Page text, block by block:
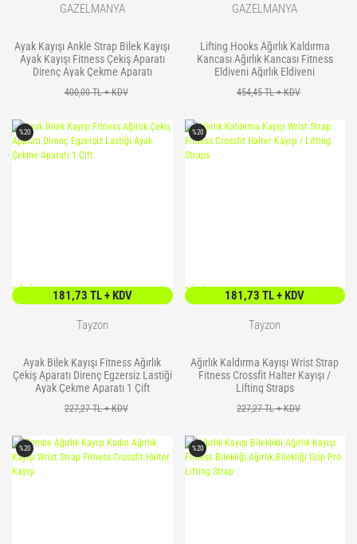
GAZELMANYA
Ayak Kayışı Ankle Strap Bilek Kayışı
Ayak Kayışı Fitness Çekiş Aparatı
Direnç Ayak Çekme Aparatı
400,00 TL + KDV
GAZELMANYA
Lifting Hooks Ağırlık Kaldırma
Kancası Ağırlık Kancası Fitness
Eldiveni Ağırlık Eldiveni
454,45 TL + KDV
%20
</> />
181,73 TL + KDV
Tayzon
Ayak Bilek Kayışı Fitness Ağırlık
Çekiş Aparatı Direnç Egzersiz Lastiği
Ayak Çekme Aparatı 1 Çift
227,27 TL + KDV
%20
</> />
181,73 TL + KDV
Tayzon
Ağırlık Kaldırma Kayışı Wrist Strap
Fitness Crossfit Halter Kayışı /
Lifting Straps
227,27 TL + KDV
%20 %20